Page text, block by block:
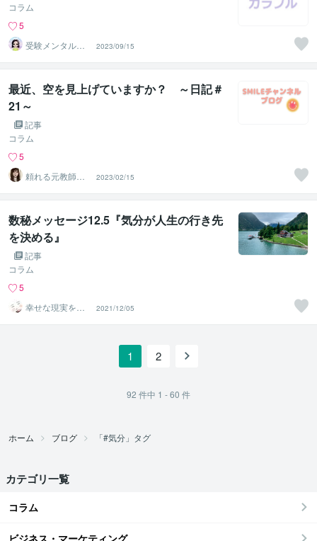
コラム
5
受験メンタルト
レーナー イロ
ハル
2023/09/15
最近、空を見上げていますか？ ～日記＃
21～
記事
コラム
5
頼れる元教師✨
そら✨寄り添い
人
2023/02/15
数秘メッセージ12.5『気分が人生の行き先
を決める』
記事
コラム
5
幸せな現実を育
むセラピストpo
nomeg
2021/12/05
1 2
92 件中 1 - 60 件
ホーム ブログ 「#気分」タグ
カテゴリ一覧
コラム
ビジネス・マーケティング